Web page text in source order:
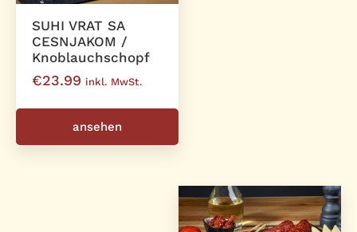
SUHI VRAT SA
CESNJAKOM /
Knoblauchschopf
€23.99 inkl. MwSt.
ansehen